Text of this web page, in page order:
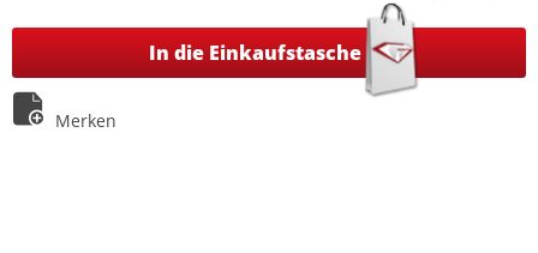
In die Einkaufstasche
Merken